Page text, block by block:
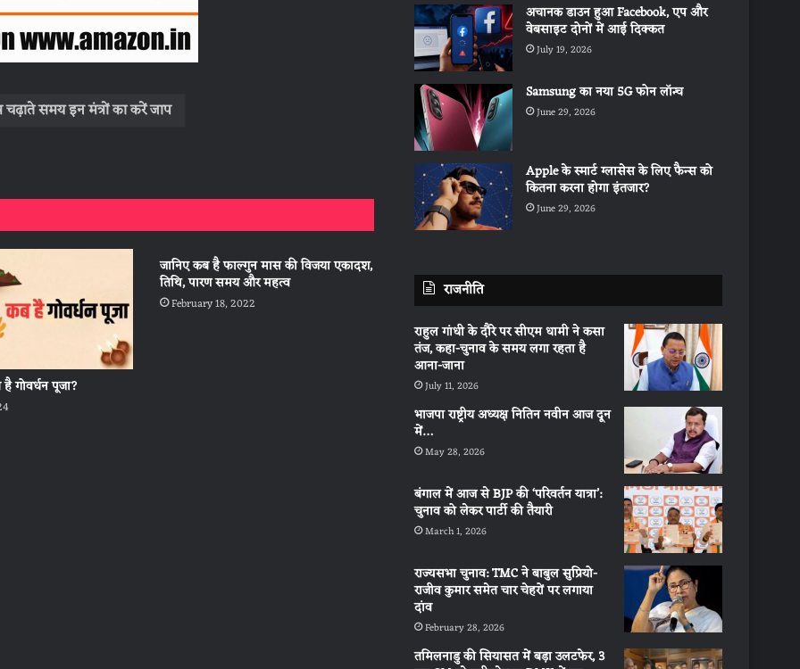
चढ़ाते समय इन मंत्रों का करें जाप
गोवर्धन पूजा?
जानिए कब है फाल्गुन मास की विजया एकादश,
तिथि, पारण समय और महत्व
February 18, 2022
अचानक डाउन हुआ Facebook, एप और
वेबसाइट दोनों में आई दिक्कत
July 19, 2026
Samsung का नया 5G फोन लॉन्च
June 29, 2026
Apple के स्मार्ट ग्लासेस के लिए फैन्स को
कितना करना होगा इंतजार?
June 29, 2026
राजनीति
राहुल गांधी के दौरे पर सीएम धामी ने कसा
तंज, कहा-चुनाव के समय लगा रहता है
आना-जाना
July 11, 2026
भाजपा राष्ट्रीय अध्यक्ष नितिन नवीन आज दून
में…
May 28, 2026
बंगाल में आज से BJP की ‘परिवर्तन यात्रा’:
चुनाव को लेकर पार्टी की तैयारी
March 1, 2026
राज्यसभा चुनाव: TMC ने बाबुल सुप्रियो-
राजीव कुमार समेत चार चेहरों पर लगाया
दांव
February 28, 2026
तमिलनाडु की सियासत में बड़ा उलटफेर, 3